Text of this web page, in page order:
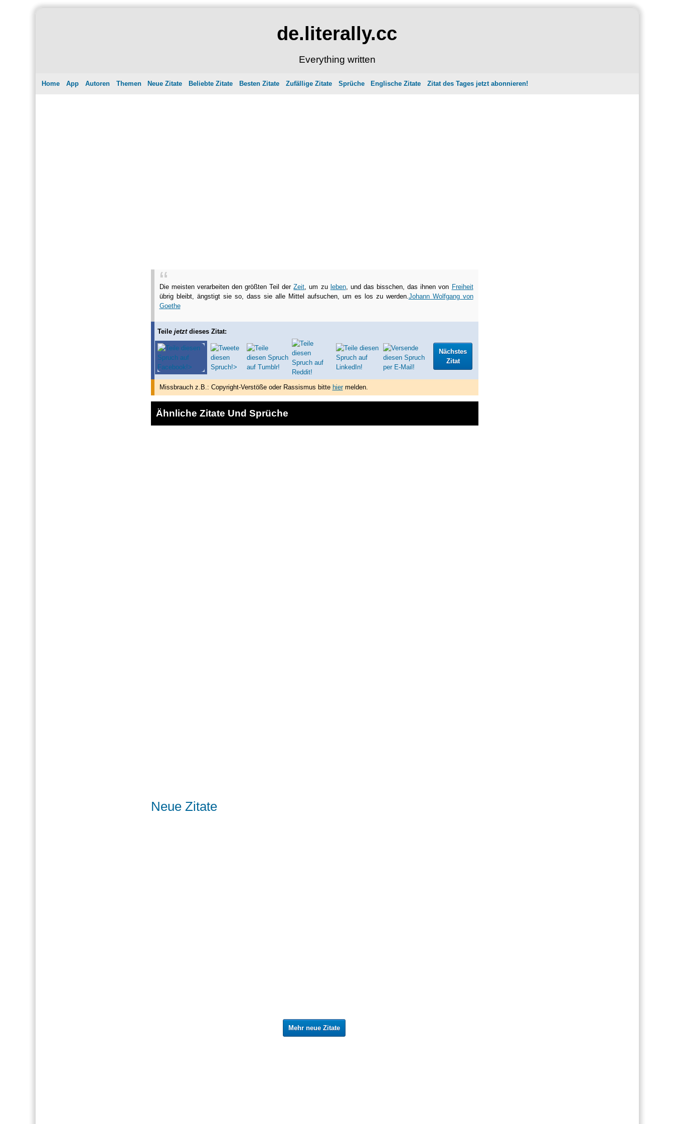
de.literally.cc
Everything written
Home App Autoren Themen Neue Zitate Beliebte Zitate Besten Zitate Zufällige Zitate Sprüche Englische Zitate Zitat des Tages jetzt abonnieren!
Die meisten verarbeiten den größten Teil derZeit, um zu leben, und das bisschen, das ihnen von Freiheit
übrig bleibt, ängstigt sie so, dass sie alle Mittel aufsuchen, um es los zu werden.Johann Wolfgang von
Goethe
Teile jetztdieses Zitat:
Nächstes
Zitat
Missbrauch z.B.: Copyright-Verstöße oder Rassismus bitte hiermelden.
Ähnliche Zitate Und Sprüche
Neue Zitate
Mehr neue Zitate